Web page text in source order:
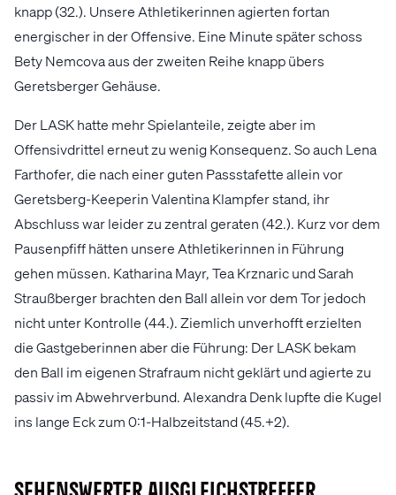
knapp (32.). Unsere Athletikerinnen agierten fortan
energischer in der Offensive. Eine Minute später schoss
Bety Nemcova aus der zweiten Reihe knapp übers
Geretsberger Gehäuse.
Der LASK hatte mehr Spielanteile, zeigte aber im
Offensivdrittel erneut zu wenig Konsequenz. So auch Lena
Farthofer, die nach einer guten Passstafette allein vor
Geretsberg-Keeperin Valentina Klampfer stand, ihr
Abschluss war leider zu zentral geraten (42.). Kurz vor dem
Pausenpfiff hätten unsere Athletikerinnen in Führung
gehen müssen. Katharina Mayr, Tea Krznaric und Sarah
Straußberger brachten den Ball allein vor dem Tor jedoch
nicht unter Kontrolle (44.). Ziemlich unverhofft erzielten
die Gastgeberinnen aber die Führung: Der LASK bekam
den Ball im eigenen Strafraum nicht geklärt und agierte zu
passiv im Abwehrverbund. Alexandra Denk lupfte die Kugel
ins lange Eck zum 0:1-Halbzeitstand (45.+2).